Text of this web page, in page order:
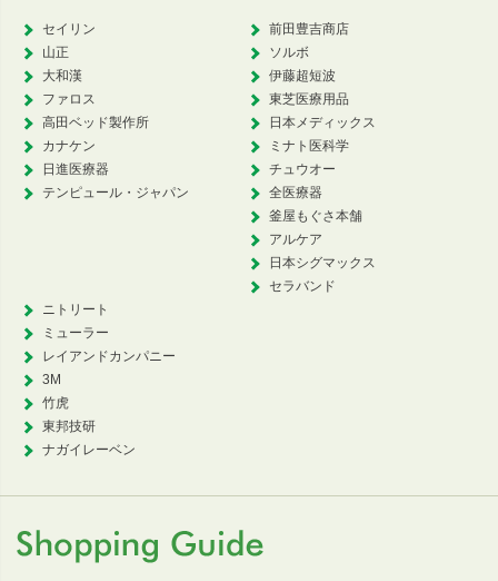
セイリン
山正
大和漢
ファロス
高田ベッド製作所
カナケン
日進医療器
テンピュール・ジャパン
前田豊吉商店
ソルボ
伊藤超短波
東芝医療用品
日本メディックス
ミナト医科学
チュウオー
全医療器
釜屋もぐさ本舗
アルケア
日本シグマックス
セラバンド
ニトリート
ミューラー
レイアンドカンパニー
3M
竹虎
東邦技研
ナガイレーベン